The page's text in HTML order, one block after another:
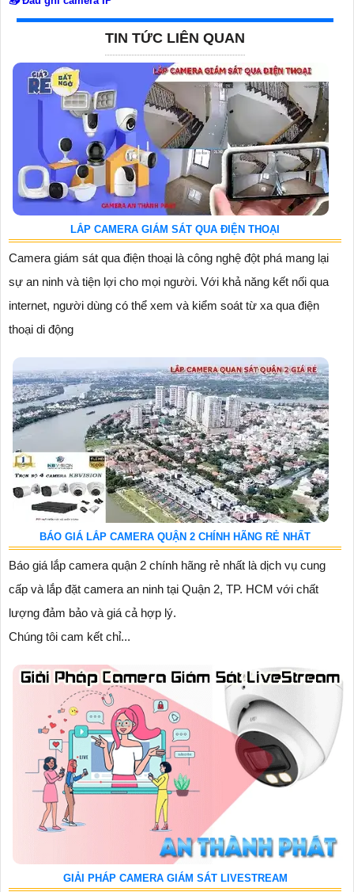
TIN TỨC LIÊN QUAN
LẮP CAMERA GIÁM SÁT QUA ĐIỆN THOẠI
Camera giám sát qua điện thoại là công nghệ đột phá mang lại
sự an ninh và tiện lợi cho mọi người. Với khả năng kết nối qua
internet, người dùng có thể xem và kiểm soát từ xa qua điện
thoại di động
BÁO GIÁ LẮP CAMERA QUẬN 2 CHÍNH HÃNG RẺ NHẤT
Báo giá lắp camera quận 2 chính hãng rẻ nhất là dịch vụ cung
cấp và lắp đặt camera an ninh tại Quận 2, TP. HCM với chất
lượng đảm bảo và giá cả hợp lý.
Chúng tôi cam kết chỉ...
GIẢI PHÁP CAMERA GIÁM SÁT LIVESTREAM